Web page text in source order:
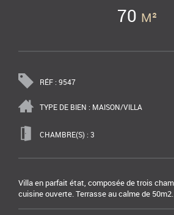
70 M²
RÉF : 9547
TYPE DE BIEN : MAISON/VILLA
CHAMBRE(S) : 3
Villa en parfait état, composée de trois
cuisine ouverte. Terrasse au calme de 50m2.